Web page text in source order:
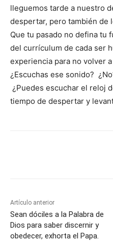
lleguemos tarde a nuestro
despertar, pero también de
Que tu pasado no defina tu
del currículum de cada ser
experiencia para no volver
¿Escuchas ese sonido?
¿Puedes escuchar el reloj
tiempo de despertar y
Artículo anterior
Sean dóciles a la Palabra de
Dios para saber discernir y
obedecer, exhorta el Papa.